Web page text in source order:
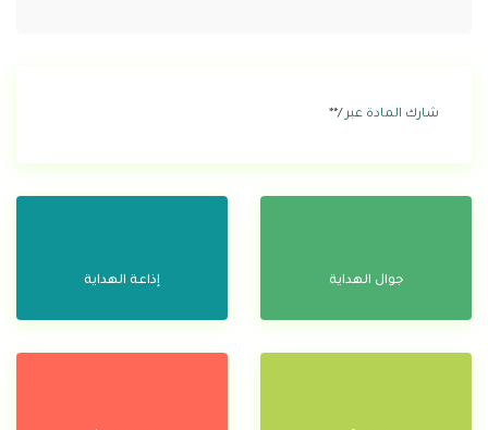
شارك المادة عبر /**
جوال الهداية إذاعة الهداية